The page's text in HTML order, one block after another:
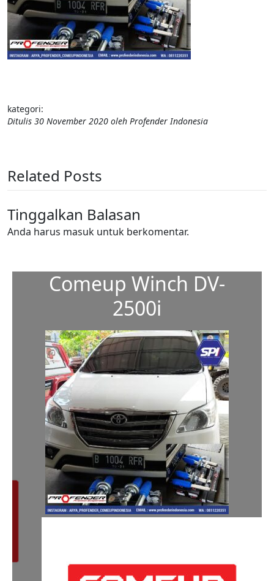
kategori:
Ditulis 30 November 2020 oleh Profender Indonesia
Related Posts
Tinggalkan Balasan
Anda harus masuk untuk berkomentar.
Comeup Winch DV-
2500i